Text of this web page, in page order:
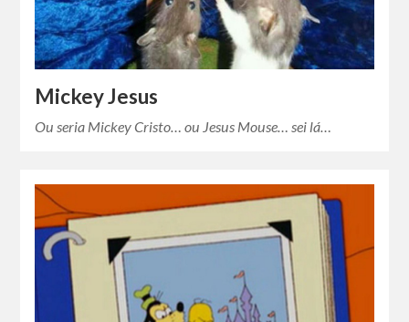
Mickey Jesus
Ou seria Mickey Cristo… ou Jesus Mouse… sei lá…